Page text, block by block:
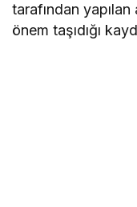
tarafından yapılan
önem taşıdığı